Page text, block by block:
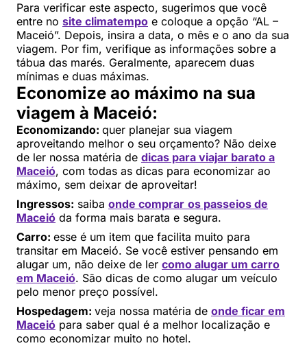
Para verificar este aspecto, sugerimos que você
entre no site climatempo e coloque a opção “AL –
Maceió”. Depois, insira a data, o mês e o ano da sua
viagem. Por fim, verifique as informações sobre a
tábua das marés. Geralmente, aparecem duas
mínimas e duas máximas.
Economize ao máximo na sua
viagem à Maceió:
Economizando: quer planejar sua viagem
aproveitando melhor o seu orçamento? Não deixe
de ler nossa matéria de dicas para viajar barato a
Maceió, com todas as dicas para economizar ao
máximo, sem deixar de aproveitar!
Ingressos: saiba onde comprar os passeios de
Maceió da forma mais barata e segura.
Carro: esse é um item que facilita muito para
transitar em Maceió. Se você estiver pensando em
alugar um, não deixe de ler como alugar um carro
em Maceió. São dicas de como alugar um veículo
pelo menor preço possível.
Hospedagem: veja nossa matéria de onde ficar em
Maceió para saber qual é a melhor localização e
como economizar muito no hotel.